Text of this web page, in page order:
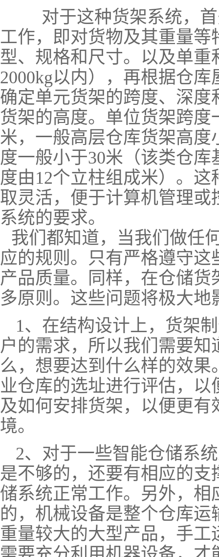
对于这种货架系统，首
工作，即对货物及其重量
型、规格和尺寸。以及单
2000kg以内），再根据仓
确定单元货架的跨度、深
货架的高度。单位货架跨度
米，一般高层仓库货架高
度一般小于30米（该类仓
度由12个立柱组成米）。
取灵活，便于计算机管理
系统的要求。
我们都知道，当我们做任
应的规则。只有严格遵守
产品质量。同样，在仓储
多原则。这些问题将极大
1、在结构设计上，货架
户的需求，所以我们需要
么，想要达到什么样的效
业仓库的选址进行评估，
及如何安排货架，以便更
境。
2、对于一些智能仓储系
是不够的，还要有相应的
储系统正常工作。另外，
的，机械设备是整个仓库
重量较大的大型产品，手